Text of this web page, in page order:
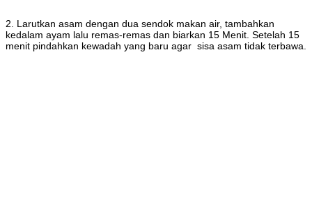
2. Larutkan asam dengan dua sendok makan air, tambahkan
kedalam ayam lalu remas-remas dan biarkan 15 Menit. Setelah 15
menit pindahkan kewadah yang baru agar sisa asam tidak terbawa.